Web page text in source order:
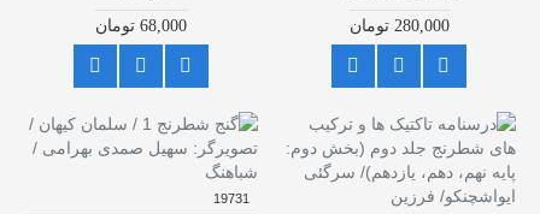
280,000 تومان
68,000 تومان
19731